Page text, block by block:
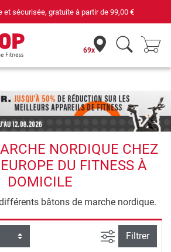
du fitness à domicile depuis 42 ans
69x
NORDIQUE CHEZ
DU FITNESS À
DOMICILE
bâtons de marche nordique.
Filtrer la
Filtrer